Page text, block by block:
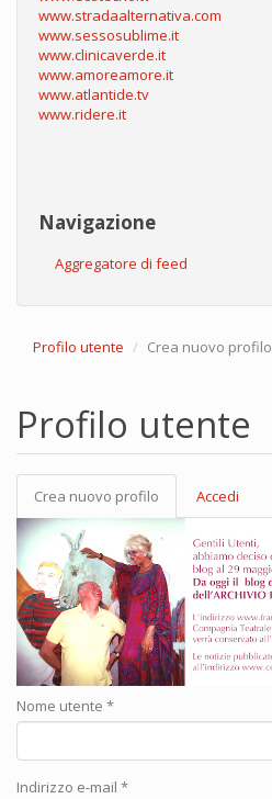
www.stradaalternativa.com
www.sessosublime.it
www.clinicaverde.it
www.amoreamore.it
www.atlantide.tv
www.ridere.it
Navigazione
Aggregatore di feed
Profilo utente Crea nuovo profilo
Profilo utente
Schede primarie
Crea nuovo profilo (scheda
attiva)
Accedi
Nome utente *
Indirizzo e-mail *